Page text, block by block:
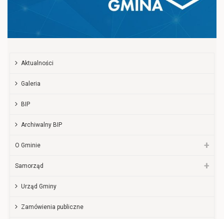
Aktualności
Galeria
BIP
Archiwalny BIP
O Gminie
Samorząd
Urząd Gminy
Zamówienia publiczne